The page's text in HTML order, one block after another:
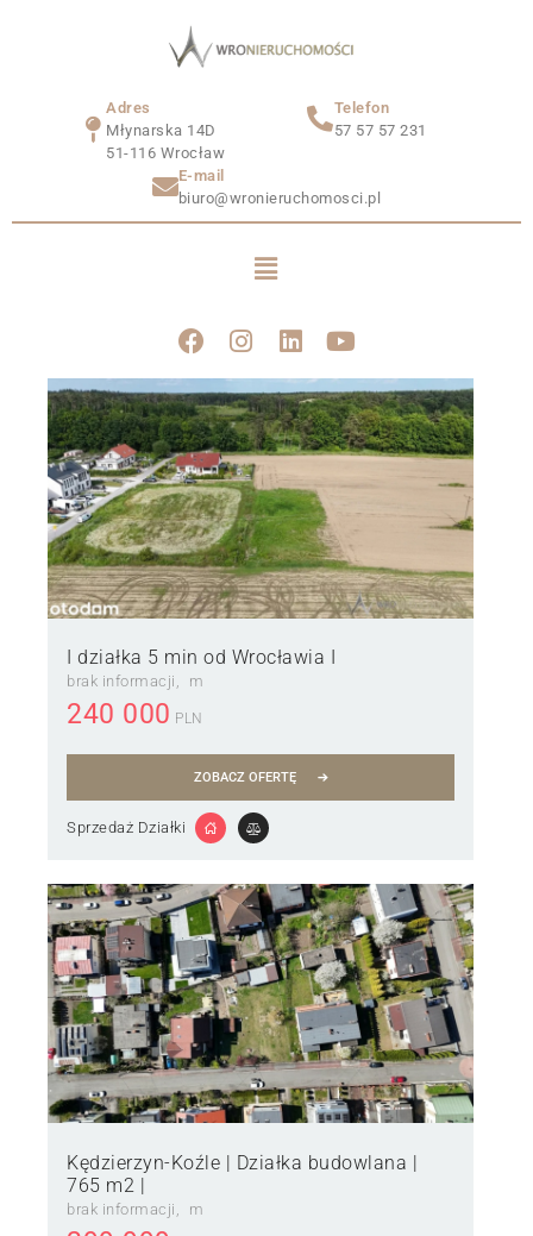
Adres
Młynarska 14D
51-116 Wrocław
Telefon
57 57 57 231
E-mail
biuro@wronieruchomosci.pl
I działka 5 min od Wrocławia I
brak informacji m
240 000 PLN
ZOBACZ OFERTĘ
Sprzedaż Działki
Kędzierzyn-Koźle | Działka budowlana |
765 m2 |
brak informacji m